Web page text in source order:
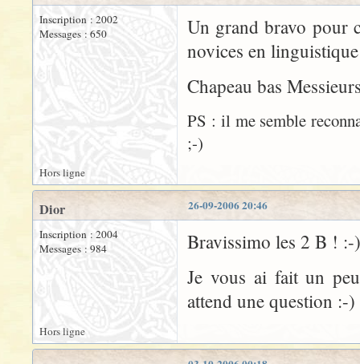
Inscription : 2002
Messages : 650
Un grand bravo pour
novices en
Chapeau bas
PS : il me semble
;-)
Hors ligne
26-09-2006 20:46
Dior
Inscription : 2004
Messages : 984
Bravissimo les 2 B ! :-)
Je vous ai fait un
attend une question :-)
Hors ligne